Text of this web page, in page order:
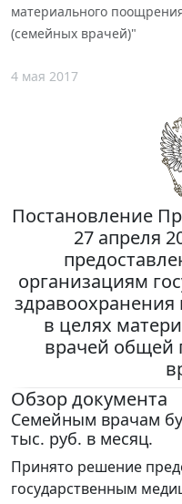
материального
(семейных врачей)"
4 мая 2017
Постановление
27 апреля
организациям
в целях
врачей общей
Обзор документа
Семейным врачам
тыс. руб. в месяц.
Принято решение
государственным